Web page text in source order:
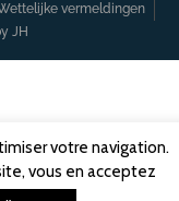
vermeldingen
JH
votre navigation.
vous en acceptez